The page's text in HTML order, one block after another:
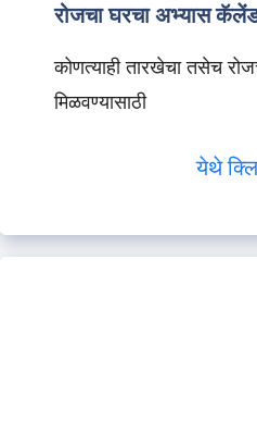
रोजचा घरचा अभ्यास
कोणत्याही तारखेचा तसेच
मिळवण्यासाठी
येथे